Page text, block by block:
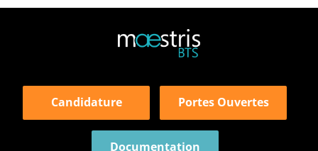
Candidature Portes Ouvertes
Documentation